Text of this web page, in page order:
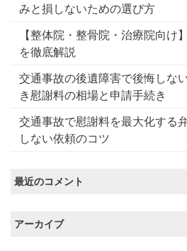
みと損しないための選び方
【整体院・整骨院・治療院向け
を徹底解説
交通事故の後遺障害で後悔しな
き慰謝料の相場と申請手続き
交通事故で慰謝料を最大化する
しない依頼のコツ
最近のコメント
アーカイブ